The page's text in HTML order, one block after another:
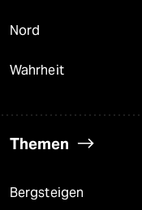
Nord
Wahrheit
Themen
Bergsteigen